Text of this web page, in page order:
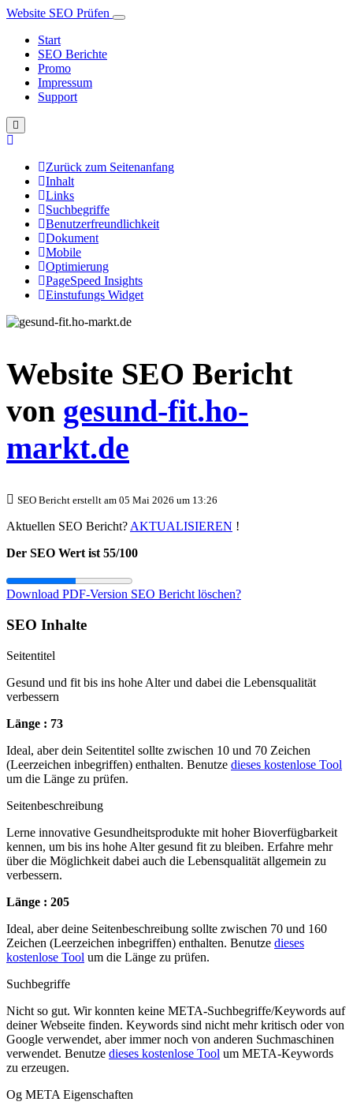
Website SEO Prüfen
Start
SEO Berichte
Promo
Impressum
Support
Zurück zum Seitenanfang
Inhalt
Links
Suchbegriffe
Benutzerfreundlichkeit
Dokument
Mobile
Optimierung
PageSpeed Insights
Einstufungs Widget
Website SEO Bericht
von gesund-fit.ho-
markt.de
SEO Bericht erstellt am 05 Mai 2026 um 13:26
Aktuellen SEO Bericht? AKTUALISIEREN !
Der SEO Wert ist 55/100
Download PDF-Version SEO Bericht löschen?
SEO Inhalte
Seitentitel
Gesund und fit bis ins hohe Alter und dabei die Lebensqualität
verbessern
Länge : 73
Ideal, aber dein Seitentitel sollte zwischen 10 und 70 Zeichen
(Leerzeichen inbegriffen) enthalten. Benutze dieses kostenlose Tool
um die Länge zu prüfen.
Seitenbeschreibung
Lerne innovative Gesundheitsprodukte mit hoher Bioverfügbarkeit
kennen, um bis ins hohe Alter gesund fit zu bleiben. Erfahre mehr
über die Möglichkeit dabei auch die Lebensqualität allgemein zu
verbessern.
Länge : 205
Ideal, aber deine Seitenbeschreibung sollte zwischen 70 und 160
Zeichen (Leerzeichen inbegriffen) enthalten. Benutze dieses
kostenlose Tool um die Länge zu prüfen.
Suchbegriffe
Nicht so gut. Wir konnten keine META-Suchbegriffe/Keywords auf
deiner Webseite finden. Keywords sind nicht mehr kritisch oder von
Google verwendet, aber immer noch von anderen Suchmaschinen
verwendet. Benutze dieses kostenlose Tool um META-Keywords
zu erzeugen.
Og META Eigenschaften